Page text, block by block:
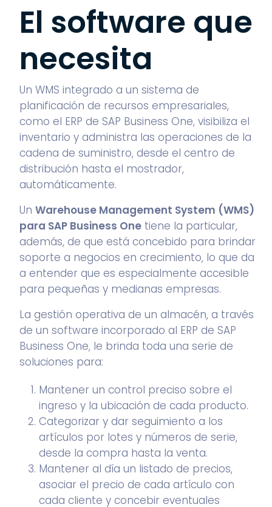
El software que
necesita
Un WMS integrado a un sistema de
planificación de recursos empresariales,
como el ERP de SAP Business One, visibiliza el
inventario y administra las operaciones de la
cadena de suministro, desde el centro de
distribución hasta el mostrador,
automáticamente.
Un Warehouse Management System (WMS)
para SAP Business One tiene la particular,
además, de que está concebido para brindar
soporte a negocios en crecimiento, lo que da
a entender que es especialmente accesible
para pequeñas y medianas empresas.
La gestión operativa de un almacén, a través
de un software incorporado al ERP de SAP
Business One, le brinda toda una serie de
soluciones para:
Mantener un control preciso sobre el
ingreso y la ubicación de cada producto.
Categorizar y dar seguimiento a los
artículos por lotes y números de serie,
desde la compra hasta la venta.
Mantener al día un listado de precios,
asociar el precio de cada artículo con
cada cliente y concebir eventuales